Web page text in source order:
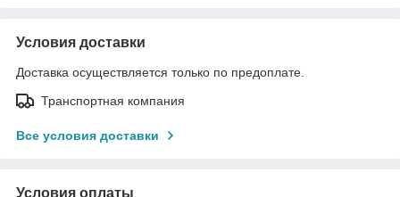
Условия доставки
Доставка осуществляется только по предоплате.
Транспортная компания
Все условия доставки
Условия оплаты